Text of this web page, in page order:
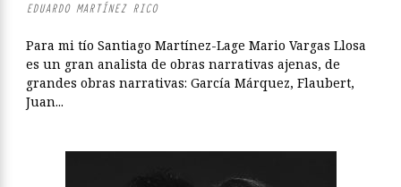
EDUARDO MARTÍNEZ RICO
Para mi tío Santiago Martínez-Lage Mario Vargas Llosa
es un gran analista de obras narrativas ajenas, de
grandes obras narrativas: García Márquez, Flaubert,
Juan...